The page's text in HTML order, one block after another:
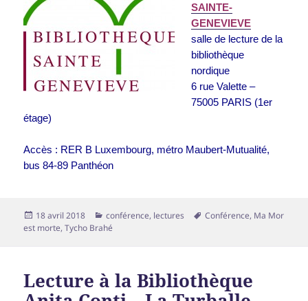
SAINTE-
GENEVIEVE
salle de lecture de la
bibliothèque
nordique
6 rue Valette –
75005 PARIS (1er
étage)
Accès : RER B Luxembourg, métro Maubert-Mutualité,
bus 84-89 Panthéon
Publié
le
18 avril 2018 Catégories
conférence, lectures
Mots-
Conférence, Ma Mor
est morte,Tycho Brahé
Lecture à la Bibliothèque